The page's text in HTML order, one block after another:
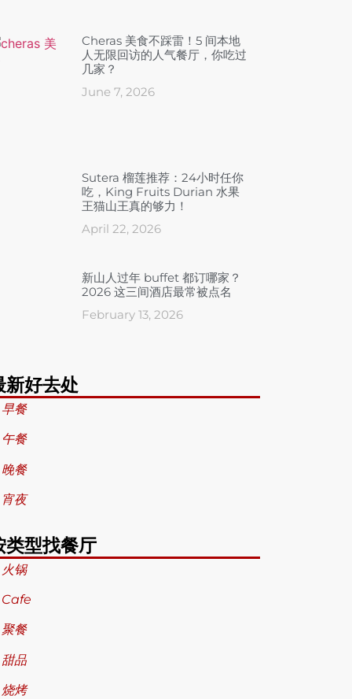
Cheras 美食不踩雷！5 间本地
人无限回访的人气餐厅，你吃过
几家？
June 7, 2026
Sutera 榴莲推荐：24小时任你
吃，King Fruits Durian 水果
王猫山王真的够力！
April 22, 2026
新山人过年 buffet 都订哪家？
2026 这三间酒店最常被点名
February 13, 2026
新好去处
餐
餐
餐
夜
类型找餐厅
锅
餐
品
烤